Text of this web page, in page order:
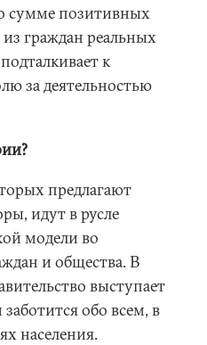
сумме позитивных
граждан реальных
к
за деятельностью
предлагают
идут в русле
модели во
и общества. В
выступает
обо всем, в
населения.